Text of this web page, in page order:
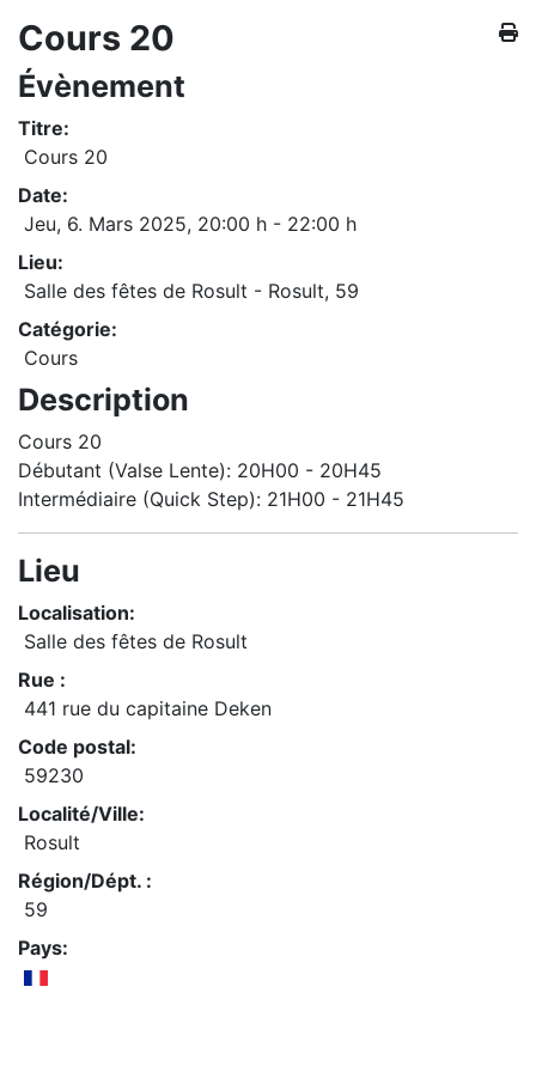
Cours 20
Évènement
Titre:
Cours 20
Date:
Jeu, 6. Mars 2025, 20:00 h - 22:00 h
Lieu:
Salle des fêtes de Rosult - Rosult, 59
Catégorie:
Cours
Description
Cours 20
Débutant (Valse Lente): 20H00 - 20H45
Intermédiaire (Quick Step): 21H00 - 21H45
Lieu
Localisation:
Salle des fêtes de Rosult
Rue :
441 rue du capitaine Deken
Code postal:
59230
Localité/Ville:
Rosult
Région/Dépt. :
59
Pays: